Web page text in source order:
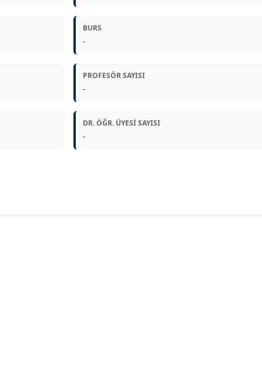
BURS
-
PROFESÖR SAYISI
-
DR. ÖĞR. ÜYESI SAYISI
-